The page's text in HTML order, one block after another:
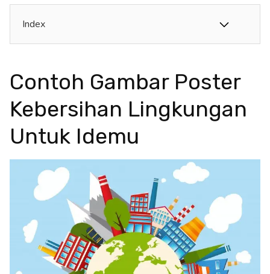
Index
Contoh Gambar Poster
Kebersihan Lingkungan
Untuk Idemu